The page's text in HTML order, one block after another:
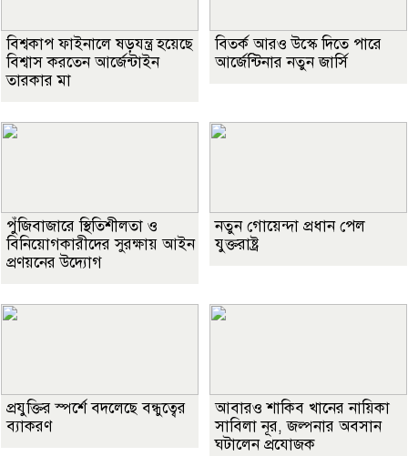
বিশ্বকাপ ফাইনালে ষড়যন্ত্র হয়েছে
বিশ্বাস করতেন আর্জেন্টাইন
তারকার মা
বিতর্ক আরও উস্কে দিতে পারে
আর্জেন্টিনার নতুন জার্সি
পুঁজিবাজারে স্থিতিশীলতা ও
বিনিয়োগকারীদের সুরক্ষায় আইন
প্রণয়নের উদ্যোগ
নতুন গোয়েন্দা প্রধান পেল
যুক্তরাষ্ট্র
প্রযুক্তির স্পর্শে বদলেছে বন্ধুত্বের
ব্যাকরণ
আবারও শাকিব খানের নায়িকা
সাবিলা নূর, জল্পনার অবসান
ঘটালেন প্রযোজক